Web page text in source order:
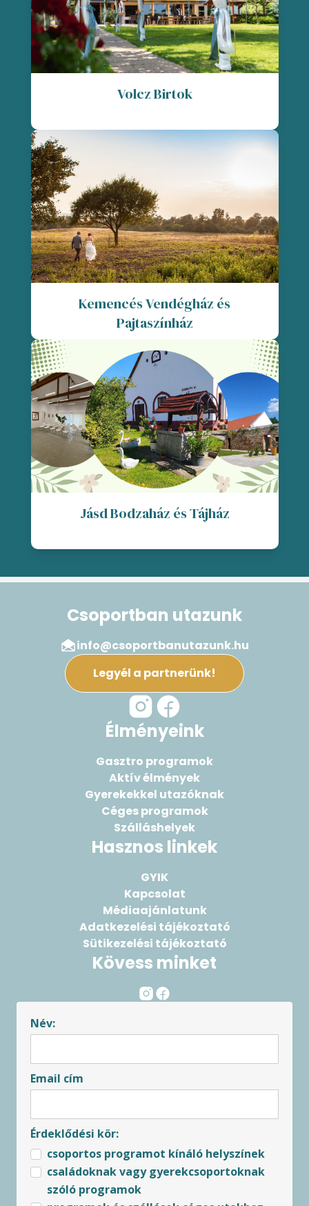
Volcz Birtok
Kemencés Vendégház és
Pajtaszínház
Jásd Bodzaház és Tájház
Csoportban utazunk
info@csoportbanutazunk.hu
Legyél a partnerünk!
Élményeink
Gasztro programok
Aktív élmények
Gyerekekkel utazóknak
Céges programok
Szálláshelyek
Hasznos linkek
GYIK
Kapcsolat
Médiaajánlatunk
Adatkezelési tájékoztató
Sütikezelési tájékoztató
Kövess minket
Név:
Email cím
Érdeklődési kör:
csoportos programot kínáló helyszínek
családoknak vagy gyerekcsoportoknak
szóló programok